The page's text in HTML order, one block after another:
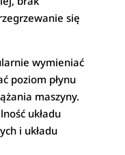
się
wymieniać
poziom płynu
maszyny.
układu
i układu